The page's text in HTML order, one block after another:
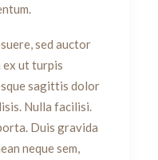
sed auctor
ut turpis
sagittis dolor
Nulla facilisi.
Duis gravida
neque sem,